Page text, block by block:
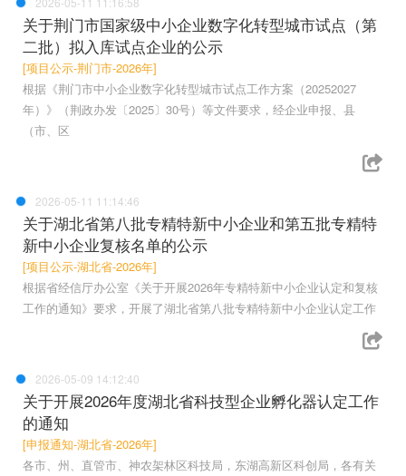
关于荆门市国家级中小企业数字化转型城市试点（第
二批）拟入库试点企业的公示
[项目公示-荆门市-2026年]
根据《荆门市中小企业数字化转型城市试点工作方案（20252027
年）》（荆政办发〔2025〕30号）等文件要求，经企业申报、县
（市、区
2026-05-11 11:14:46
关于湖北省第八批专精特新中小企业和第五批专精特
新中小企业复核名单的公示
[项目公示-湖北省-2026年]
根据省经信厅办公室《关于开展2026年专精特新中小企业认定和复核
工作的通知》要求，开展了湖北省第八批专精特新中小企业认定工作
2026-05-09 14:12:40
关于开展2026年度湖北省科技型企业孵化器认定工作
的通知
[申报通知-湖北省-2026年]
各市、州、直管市、神农架林区科技局，东湖高新区科创局，各有关